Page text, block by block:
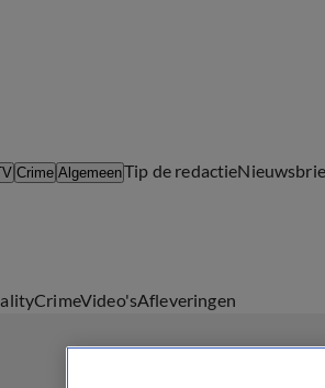
Crime AlgemeenTip de redactie
CrimeVideo'sAfleveringen